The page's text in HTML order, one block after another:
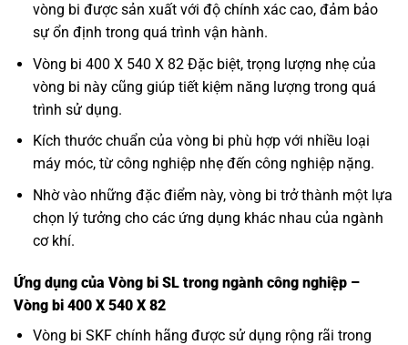
vòng bi được sản xuất với độ chính xác cao, đảm bảo
sự ổn định trong quá trình vận hành.
Vòng bi 400 X 540 X 82 Đặc biệt, trọng lượng nhẹ của
vòng bi này cũng giúp tiết kiệm năng lượng trong quá
trình sử dụng.
Kích thước chuẩn của vòng bi phù hợp với nhiều loại
máy móc, từ công nghiệp nhẹ đến công nghiệp nặng.
Nhờ vào những đặc điểm này, vòng bi trở thành một lựa
chọn lý tưởng cho các ứng dụng khác nhau của ngành
cơ khí.
Ứng dụng của Vòng bi SL trong ngành công nghiệp –
Vòng bi 400 X 540 X 82
Vòng bi SKFchính hãng được sử dụng rộng rãi trong